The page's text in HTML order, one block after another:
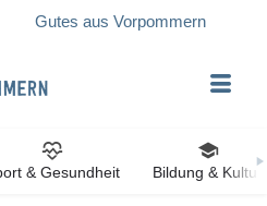
Gutes aus Vorpommern
& Gesundheit Bildung & Kultur